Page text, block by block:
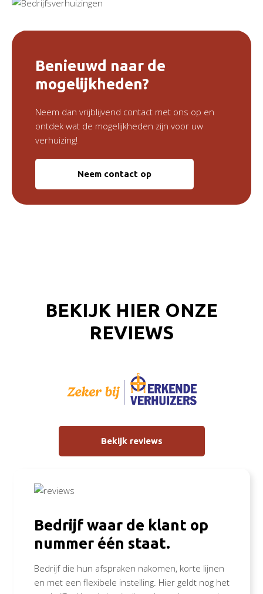
Benieuwd naar de
mogelijkheden?
Neem dan vrijblijvend contact met ons op en
ontdek wat de mogelijkheden zijn voor uw
verhuizing!
Neem contact op
BEKIJK HIER ONZE
REVIEWS
Bekijk reviews
Bedrijf waar de klant op
nummer één staat.
Bedrijf die hun afspraken nakomen, korte lijnen
en met een flexibele instelling. Hier geldt nog het